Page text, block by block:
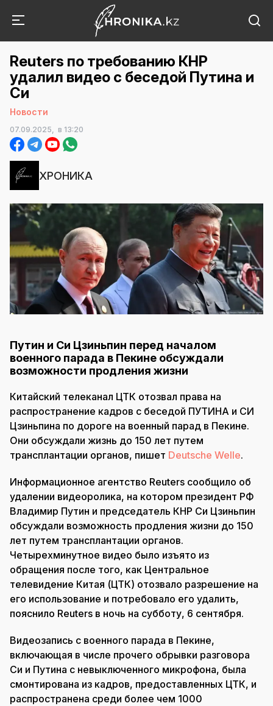
Reuters по требованию КНР
удалил видео с беседой Путина и
Си
Новости
07.09.2025, в 13:20
ХРОНИКА
Путин и Си Цзиньпин перед началом
военного парада в Пекине обсуждали
возможности продления жизни
Китайский телеканал ЦТК отозвал права на
распространение кадров с беседой ПУТИНА и СИ
Цзиньпина по дороге на военный парад в Пекине.
Они обсуждали жизнь до 150 лет путем
трансплантации органов, пишет Deutsche Welle.
Информационное агентство Reuters сообщило об
удалении видеоролика, на котором президент РФ
Владимир Путин и председатель КНР Си Цзиньпин
обсуждали возможность продления жизни до 150
лет путем трансплантации органов.
Четырехминутное видео было изъято из
обращения после того, как Центральное
телевидение Китая (ЦТК) отозвало разрешение на
его использование и потребовало его удалить,
пояснило Reuters в ночь на субботу, 6 сентября.
Видеозапись с военного парада в Пекине,
включающая в числе прочего обрывки разговора
Си и Путина с невыключенного микрофона, была
смонтирована из кадров, предоставленных ЦТК, и
распространена среди более чем 1000